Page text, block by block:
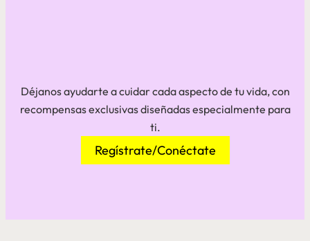
Déjanos ayudarte a cuidar cada aspecto de tu vida, con
recompensas exclusivas diseñadas especialmente para
ti.
Regístrate/Conéctate